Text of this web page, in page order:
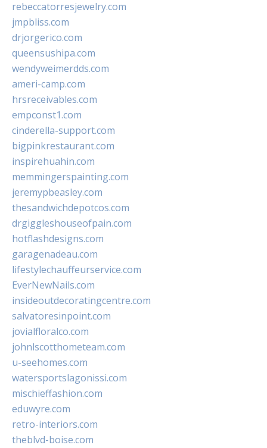
rebeccatorresjewelry.com
jmpbliss.com
drjorgerico.com
queensushipa.com
wendyweimerdds.com
ameri-camp.com
hrsreceivables.com
empconst1.com
cinderella-support.com
bigpinkrestaurant.com
inspirehuahin.com
memmingerspainting.com
jeremypbeasley.com
thesandwichdepotcos.com
drgiggleshouseofpain.com
hotflashdesigns.com
garagenadeau.com
lifestylechauffeurservice.com
EverNewNails.com
insideoutdecoratingcentre.com
salvatoresinpoint.com
jovialfloralco.com
johnlscotthometeam.com
u-seehomes.com
watersportslagonissi.com
mischieffashion.com
eduwyre.com
retro-interiors.com
theblvd-boise.com